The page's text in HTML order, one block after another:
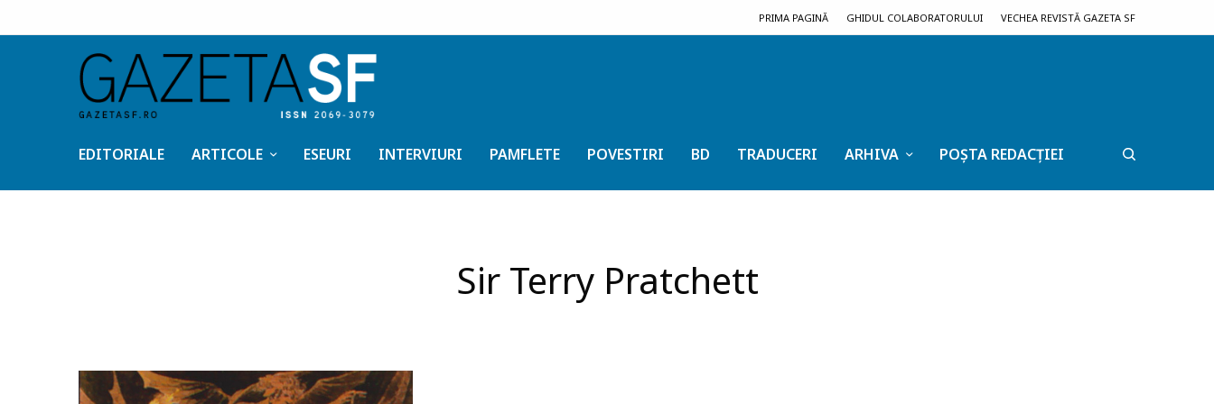
PRIMA PAGINĂ GHIDUL COLABORATORULUI VECHEA REVISTĂ GAZETA SF
EDITORIALE ARTICOLE ESEURI INTERVIURI PAMFLETE POVESTIRI BD TRADUCERI ARHIVA POȘTA REDACȚIEI
Sir Terry Pratchett